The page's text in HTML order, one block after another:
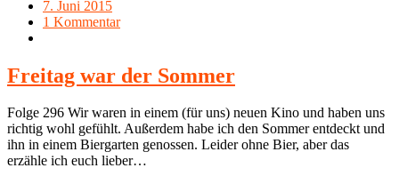
7. Juni 2015
1 Kommentar
Freitag war der Sommer
Folge 296 Wir waren in einem (für uns) neuen Kino und haben uns
richtig wohl gefühlt. Außerdem habe ich den Sommer entdeckt und
ihn in einem Biergarten genossen. Leider ohne Bier, aber das
erzähle ich euch lieber…